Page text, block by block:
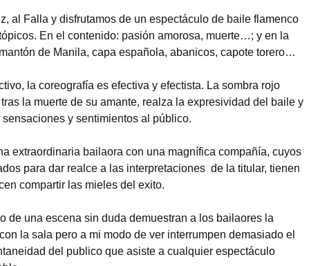
al Falla y disfrutamos de un espectáculo de baile flamenco
En el contenido: pasión amorosa, muerte…; y en la
de Manila, capa española, abanicos, capote torero…
la coreografía es efectiva y efectista. La sombra rojo
la muerte de su amante, realza la expresividad del baile y
y sentimientos al público.
extraordinaria bailaora con una magnífica compañía, cuyos
para dar realce a las interpretaciones de la titular, tienen
compartir las mieles del exito.
de una escena sin duda demuestran a los bailaores la
la sala pero a mi modo de ver interrumpen demasiado el
del publico que asiste a cualquier espectáculo